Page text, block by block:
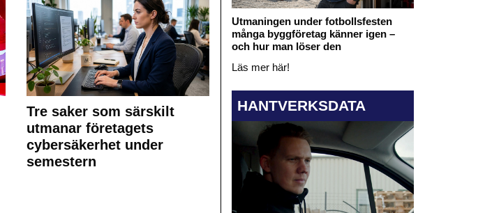
Tre saker som särskilt
utmanar företagets
cybersäkerhet under
semestern
Utmaningen under fotbollsfesten
många byggföretag känner igen –
och hur man löser den
Läs mer här!
HANTVERKSDATA